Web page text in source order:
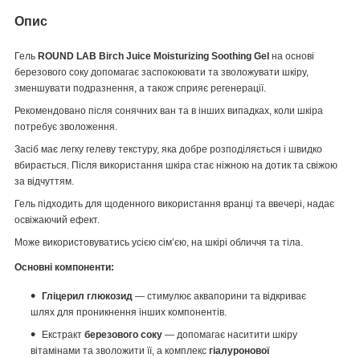
Опис
Гель ROUND LAB Birch Juice Moisturizing Soothing Gel на основі
березового соку допомагає заспокоювати та зволожувати шкіру,
зменшувати подразнення, а також сприяє регенерації.
Рекомендовано після сонячних ван та в інших випадках, коли шкіра
потребує зволоження.
Засіб має легку гелеву текстуру, яка добре розподіляється і швидко
вбирається. Після використання шкіра стає ніжною на дотик та свіжою
за відчуттям.
Гель підходить для щоденного використання вранці та ввечері, надає
освіжаючий ефект.
Може використовуватись усією сім’єю, на шкірі обличчя та тіла.
Основні компоненти:
Гліцерил глюкозид — стимулює аквапорини та відкриває
шлях для проникнення інших компонентів.
Екстракт березового соку — допомагає наситити шкіру
вітамінами та зволожити її, а комплекс гіалуронової